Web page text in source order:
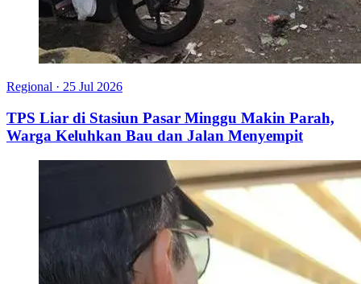
Regional · 25 Jul 2026
TPS Liar di Stasiun Pasar Minggu Makin Parah,
Warga Keluhkan Bau dan Jalan Menyempit